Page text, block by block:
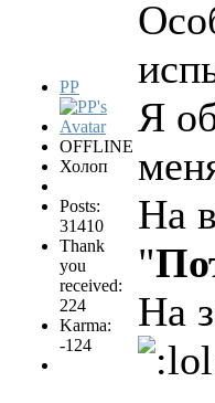
PP
OFFLINE
Холоп
Posts:
31410
Thank
you
received:
224
Karma:
-124
Я
На
"
На